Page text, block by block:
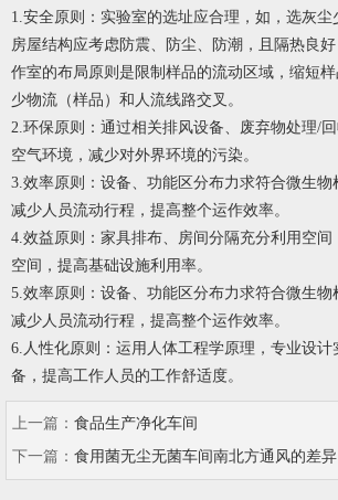
1.安全原则： 实验室的选址应合理，如，选灰尘
房屋结构应考虑防震、防尘、防潮，且隔热良
作室的布局原则是限制样品的流动区域，缩短
少物流（样品）和人流线路交叉。
2.环保原则： 通过相关排风设备、废弃物处理/
空气环境，减少对外界环境的污染。
3.效率原则： 设备、功能区分布力求符合微生
减少人员流动行程，提高整个运作效率。
4.效益原则： 家具排布、房间分隔充分利用空间
空间，提高基础设施利用率。
5.效率原则： 设备、功能区分布力求符合微生
减少人员流动行程，提高整个运作效率。
6.人性化原则： 运用人体工程学原理，专业设
备，提高工作人员的工作舒适度。
上一篇： 食品生产净化车间
下一篇： 食用菌无尘无菌车间南北方通风的差异